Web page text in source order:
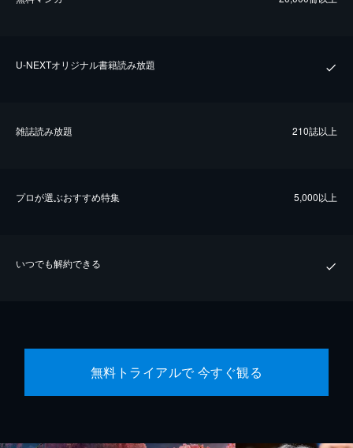
U-NEXTオリジナル書籍読み放題
雑誌読み放題 210誌以上
プロが選ぶおすすめ特集 5,000以上
いつでも解約できる
無料トライアルで 今すぐ観る